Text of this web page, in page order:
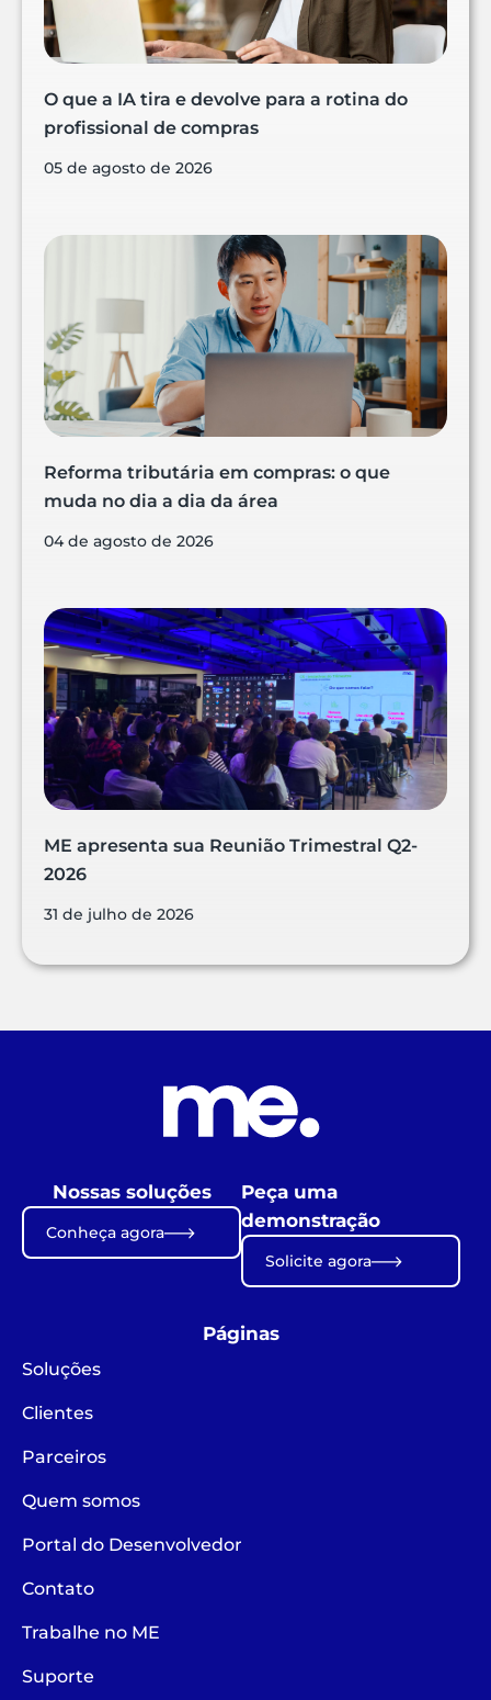
O que a IA tira e devolve para a rotina do
profissional de compras
05 de agosto de 2026
Reforma tributária em compras: o que
muda no dia a dia da área
04 de agosto de 2026
ME apresenta sua Reunião Trimestral Q2-
2026
31 de julho de 2026
Nossas soluções
Conheça agora
Peça uma
demonstração
Solicite agora
Páginas
Soluções
Clientes
Parceiros
Quem somos
Portal do Desenvolvedor
Contato
Trabalhe no ME
Suporte